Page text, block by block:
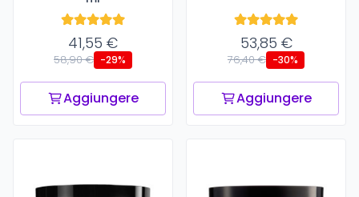
41,55 €
58,90 € -29%
Aggiungere
53,85 €
76,40 € -30%
Aggiungere